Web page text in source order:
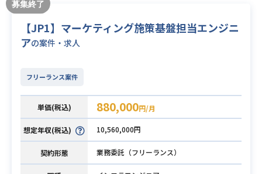
【JP1】マーケティング施策基盤担当エンジニ
アの案件・求人
フリーランス案件
単価(税込) 880,000円/月
想定年収(税込) 10,560,000円
契約形態 業務委託（フリーランス）